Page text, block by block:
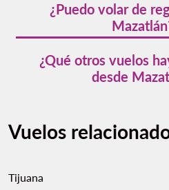
en temporada baja. Reserva
aprovechar ofertas.
¿Puedo volar de
destinos con varias
Consulta horarios en la web
¿Qué otros vuelos
desde
Cancún y Monterrey.
Vuelos
Tijuana